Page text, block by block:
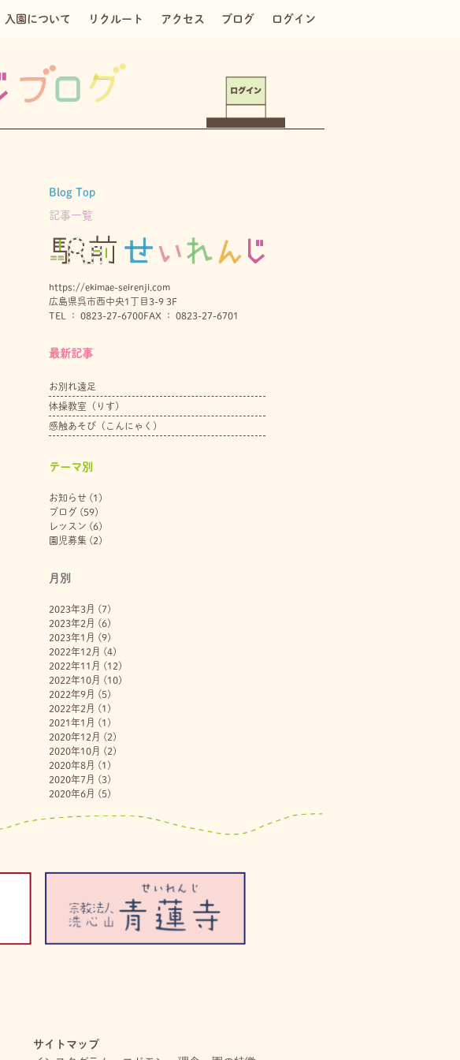
入園について リクルート アクセス ブログ ログイン
Blog Top
記事一覧
https://ekimae-seirenji.com
広島県呉市西中央1丁目3-9 3F
TEL ： 0823-27-6700FAX ： 0823-27-6701
最新記事
お別れ遠足
体操教室（りす）
感触あそび（こんにゃく）
テーマ別
お知らせ(1)
ブログ(59)
レッスン (6)
園児募集 (2)
月別
2023年3月 (7)
2023年2月 (6)
2023年1月 (9)
2022年12月 (4)
2022年11月 (12)
2022年10月 (10)
2022年9月 (5)
2022年2月 (1)
2021年1月 (1)
2020年12月 (2)
2020年10月 (2)
2020年8月 (1)
2020年7月 (3)
2020年6月 (5)
サイトマップ